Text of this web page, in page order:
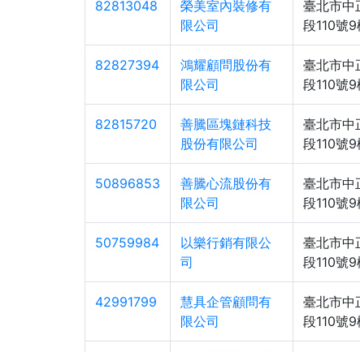
82813048
榮美室內裝修有
限公司
臺北市中
段110號9
82827394
鴻耀顧問股份有
限公司
臺北市中
段110號9
82815720
善騰區塊鏈科技
股份有限公司
臺北市中
段110號9
50896853
善騰心流股份有
限公司
臺北市中
段110號9
50759984
以樂行銷有限公
司
臺北市中
段110號9
42991799
慧具企管顧問有
限公司
臺北市中
段110號9